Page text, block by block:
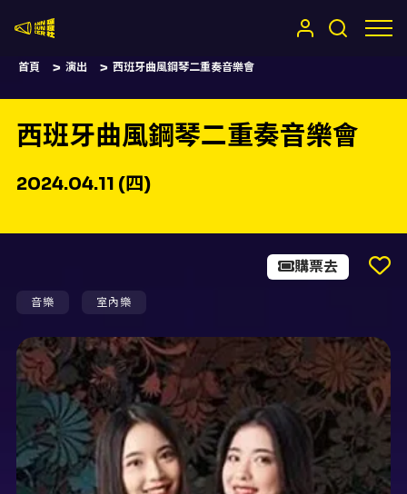
首頁 演出 西班牙曲風鋼琴二重奏音樂會
西班牙曲風鋼琴二重奏音樂會
2024.04.11 (四)
音樂 室內樂
購票去